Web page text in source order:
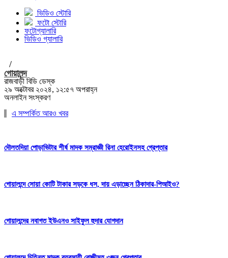
ভিডিও স্টোরি
ফটো স্টোরি
ফটোগ্যালারি
ভিডিও গ্যালারি
/
গোয়ালন্দ
রাজবাড়ী বিডি ডেস্ক
২৯ অক্টোবর ২০২৪, ১২:৫৭ অপরাহ্ন
অনলাইন সংস্করণ
এ সম্পর্কিত আরও খবর
দৌলতদিয়া পোড়াভিটার শীর্ষ মাদক সম্রাজ্ঞী রিনা হেরোইনসহ গ্রেপ্তার
গোয়ালন্দে সোয়া কোটি টাকার সড়কে ধস, দায় এড়াচ্ছেন ঠিকাদার-পিআইও?
গোয়ালন্দের নবাগত ইউএনও সাইফুল হুদার যোগদান